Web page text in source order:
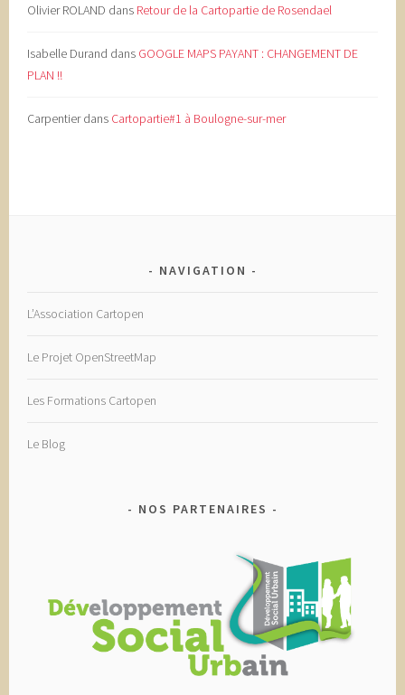
Olivier ROLAND dans Retour de la Cartopartie de Rosendael
Isabelle Durand dans GOOGLE MAPS PAYANT : CHANGEMENT DE
PLAN !!
Carpentierdans Cartopartie#1 à Boulogne-sur-mer
NAVIGATION
L’Association Cartopen
Le Projet OpenStreetMap
Les Formations Cartopen
Le Blog
NOS PARTENAIRES